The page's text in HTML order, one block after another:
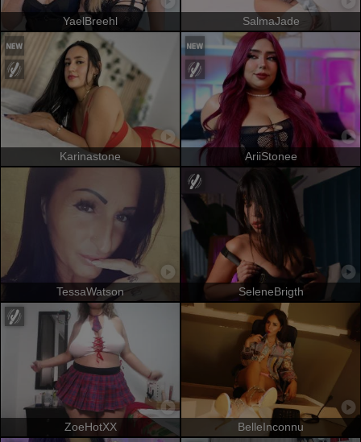
YaelBreehl SalmaJade
Karinastone AriiStonee
TessaWatson SeleneBrigth
ZoeHotXX BelleInconnu